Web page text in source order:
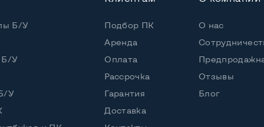
Б/У
Б/У
У
Подбор ПК
Аренда
Оплата
Рассрочка
Гарантия
Доставка
О нас
Отзывы
Блог